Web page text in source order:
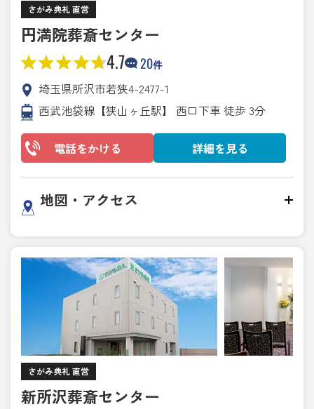
さがみ典礼 直営
円満院葬斎センター
4.7 20件
埼玉県所沢市若狭4-2477-1
西武池袋線【狭山ヶ丘駅】 西口下車 徒歩 3分
電話をかける 詳細を見る
地図・アクセス
さがみ典礼 直営
新所沢葬斎センター